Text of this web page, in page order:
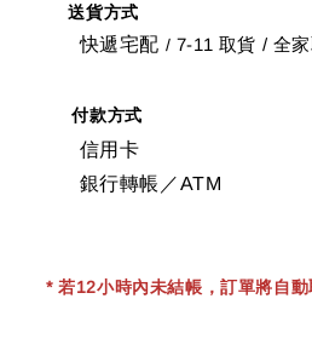
送貨方式
快遞宅配 / 7-11 取貨 / 全
付款方式
信用卡
銀行轉帳／ATM
* 若12小時內未結帳，訂單將自動